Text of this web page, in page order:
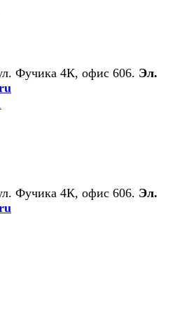
Фучика 4К, офис 606. Эл.
Фучика 4К, офис 606. Эл.